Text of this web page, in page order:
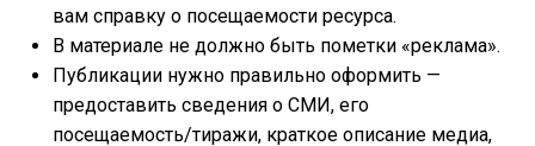
вам справку о посещаемости ресурса.
В материале не должно быть пометки «реклама».
Публикации нужно правильно оформить —
предоставить сведения о СМИ, его
посещаемость/тиражи, краткое описание медиа,